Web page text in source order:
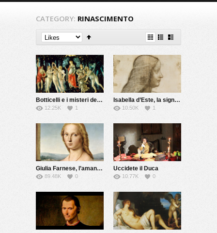
CATEGORY: RINASCIMENTO
Botticelli e i misteri della Primavera
12.25K 1
Isabella d’Este, la signora del Rinascimento
10.50K 1
Giulia Farnese, l’amante del Papa
89.48K 0
Uccidete il Duca
10.77K 0